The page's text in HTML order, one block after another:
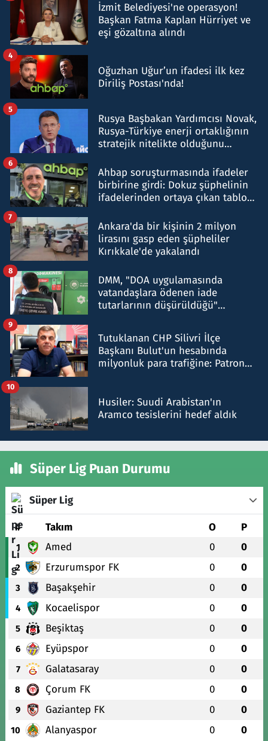
İzmit Belediyesi'ne operasyon!
Başkan Fatma Kaplan Hürriyet ve
eşi gözaltına alındı
Oğuzhan Uğur’un ifadesi ilk kez
Diriliş Postası'nda!
4
Rusya Başbakan Yardımcısı Novak,
Rusya-Türkiye enerji ortaklığının
stratejik nitelikte olduğunu
5
Ahbap soruşturmasında ifadeler
birbirine girdi: Dokuz şüphelinin
ifadelerinden ortaya çıkan tablo
6
Ankara'da bir kişinin 2 milyon
lirasını gasp eden şüpheliler
Kırıkkale'de yakalandı
7
DMM, "DOA uygulamasında
vatandaşlara ödenen iade
tutarlarının düşürüldüğü"
8
Tutuklanan CHP Silivri İlçe
Başkanı Bulut'un hesabında
milyonluk para trafiğine: Patron
9
Husiler: Suudi Arabistan'ın
Aramco tesislerini hedef aldık
10
Süper Lig Puan Durumu
Süper Lig
# Takım O P
1 Amed 0 0
2 Erzurumspor FK 0 0
3 Başakşehir 0 0
4 Kocaelispor 0 0
5 Beşiktaş 0 0
6 Eyüpspor 0 0
7 Galatasaray 0 0
8 Çorum FK 0 0
9 Gaziantep FK 0 0
10 Alanyaspor 0 0